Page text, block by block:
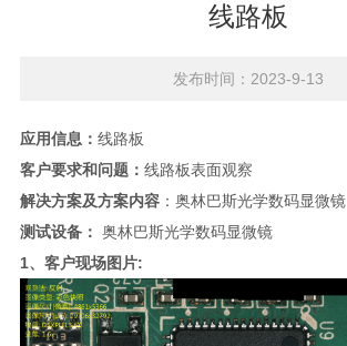
线路板
发布时间：2023-9-13
应用信息： 线路板
客户要求和问题： 线路板表面观察
解决方案及方案内容：奥林巴斯光学数码显微镜
测试设备： 奥林巴斯光学数码显微镜
1、客户现场图片: